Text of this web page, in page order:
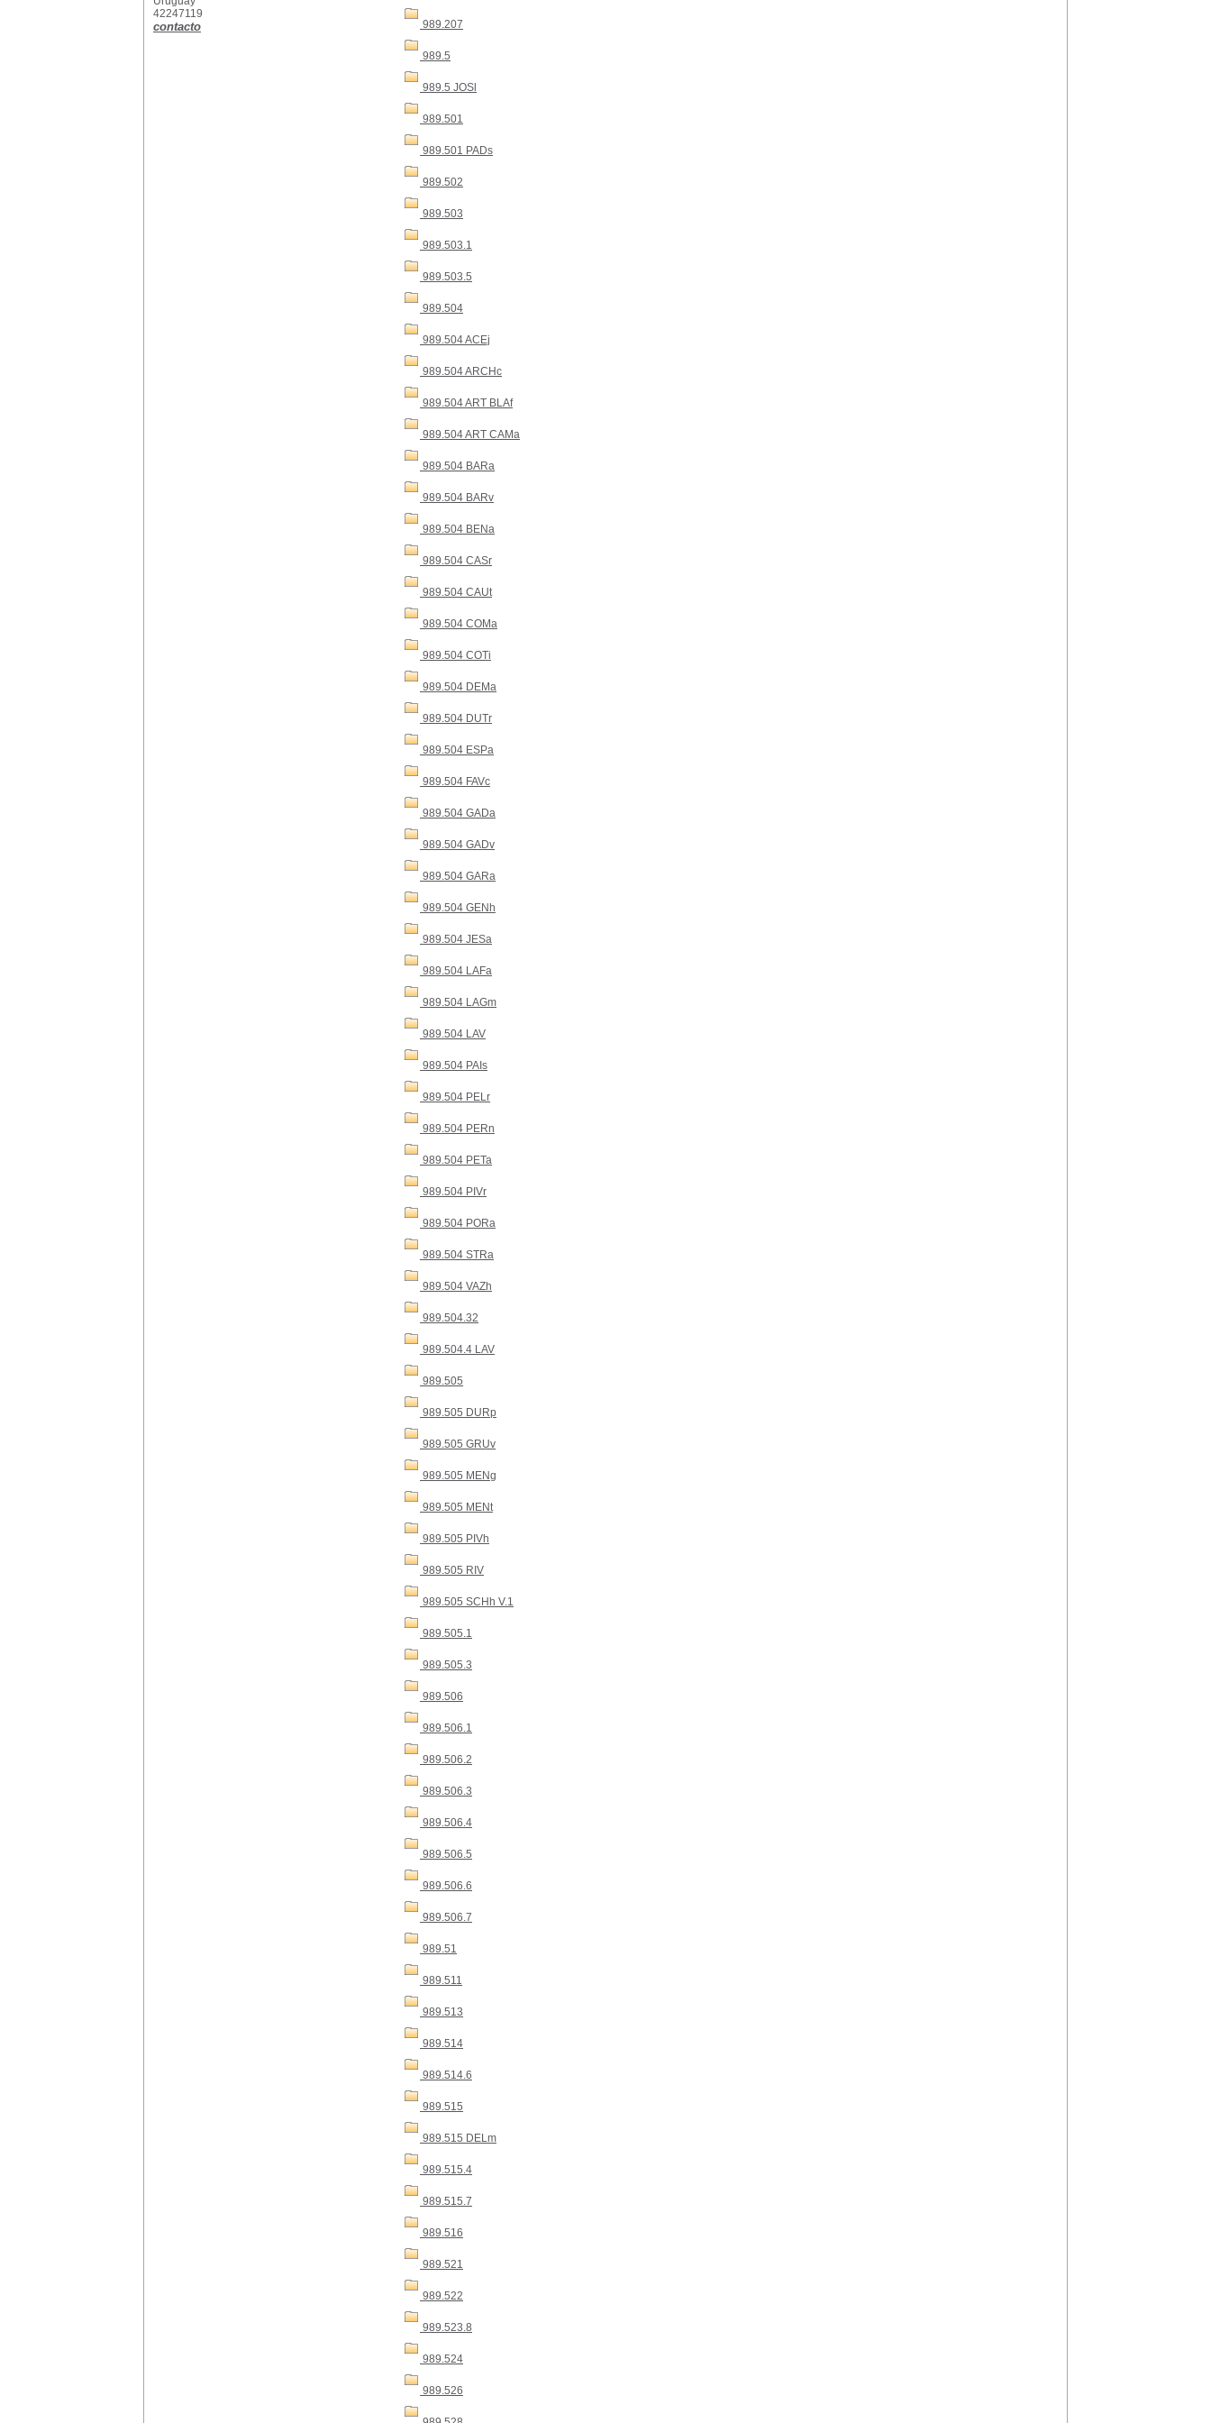
989.207
989.5
989.5 JOSl
989.501
989.501 PADs
989.502
989.503
989.503.1
989.503.5
989.504
989.504 ACEj
989.504 ARCHc
989.504 ART BLAf
989.504 ART CAMa
989.504 BARa
989.504 BARv
989.504 BENa
989.504 CASr
989.504 CAUt
989.504 COMa
989.504 COTi
989.504 DEMa
989.504 DUTr
989.504 ESPa
989.504 FAVc
989.504 GADa
989.504 GADv
989.504 GARa
989.504 GENh
989.504 JESa
989.504 LAFa
989.504 LAGm
989.504 LAV
989.504 PAIs
989.504 PELr
989.504 PERn
989.504 PETa
989.504 PIVr
989.504 PORa
989.504 STRa
989.504 VAZh
989.504.32
989.504.4 LAV
989.505
989.505 DURp
989.505 GRUv
989.505 MENg
989.505 MENt
989.505 PIVh
989.505 RIV
989.505 SCHh V.1
989.505.1
989.505.3
989.506
989.506.1
989.506.2
989.506.3
989.506.4
989.506.5
989.506.6
989.506.7
989.51
989.511
989.513
989.514
989.514.6
989.515
989.515 DELm
989.515.4
989.515.7
989.516
989.521
989.522
989.523.8
989.524
989.526
42247119
contacto